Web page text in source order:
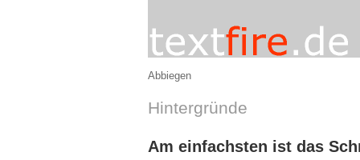
Abbiegen
Hintergründe
Am einfachsten ist das